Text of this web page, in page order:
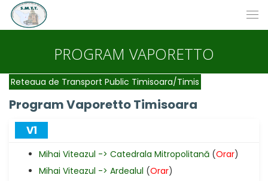
PROGRAM VAPORETTO
Reteaua de Transport Public Timisoara/Timis
Program Vaporetto Timisoara
V1
Mihai Viteazul -> Catedrala Mitropolitană (Orar)
Mihai Viteazul -> Ardealul (Orar)